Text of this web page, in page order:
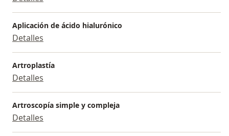
Aplicación de ácido hialurónico
Detalles
Artroplastía
Detalles
Artroscopía simple y compleja
Detalles